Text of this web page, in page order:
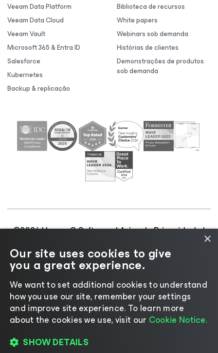
Veeam Data Platform
Veeam Data Cloud
Veeam Vault
Microsoft 365 & Entra ID
Salesforce
Kubernetes
Backup & replicação
Biblioteca de recursos
White papers
Webinars sob demanda
Histórias de clientes
Demonstrações de produtos
sob demanda
©2026 Veeam® Software |Aviso de Privacidade|
licenciamento| Recursos para Fornecedores
Mudar idioma
×
Our site uses cookies to give
you a great experience.
We want to set additional cookies to understand
how you use our site, remember your settings
and improve site experience. ​To learn more
about the cookies we use, visit our Cookie Notice.
SHOW DETAILS